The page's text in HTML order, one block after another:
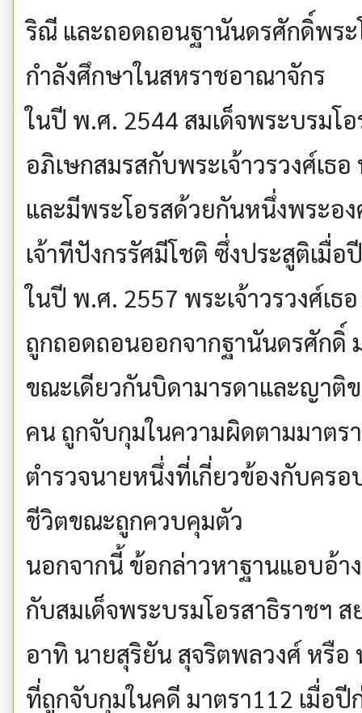
ริณี และถอดถอนฐานันดรศักดิ์พร
กำลังศึกษาในสหราชอาณาจักร
ในปี พ.ศ. 2544 สมเด็จพระบรมโ
อภิเษกสมรสกับพระเจ้าวรวงศ์เธ
และมีพระโอรสด้วยกันหนึ่งพระอ
เจ้าทีปังกรรัศมีโชติ ซึ่งประสูติเมื่
ในปี พ.ศ. 2557 พระเจ้าวรวงศ์เธ
ถูกถอดถอนออกจากฐานันดรศักดิ์
ขณะเดียวกันบิดามารดาและญาติ
คน ถูกจับกุมในความผิดตามมาตร
ตำรวจนายหนึ่งที่เกี่ยวข้องกับคร
ชีวิตขณะถูกควบคุมตัว
นอกจากนี้ ข้อกล่าวหาฐานแอบอ้า
กับสมเด็จพระบรมโอรสาธิราชฯ
อาทิ นายสุริยัน สุจริตพลวงศ์ หรื
ที่ถูกจับกุมในคดี มาตรา112 เมื่อ